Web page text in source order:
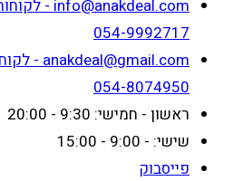
054-9992717
054-8074950
ראשון - חמישי: 9:30 - 20:00
שישי: - 9:00 - 15:00
פייסבוק